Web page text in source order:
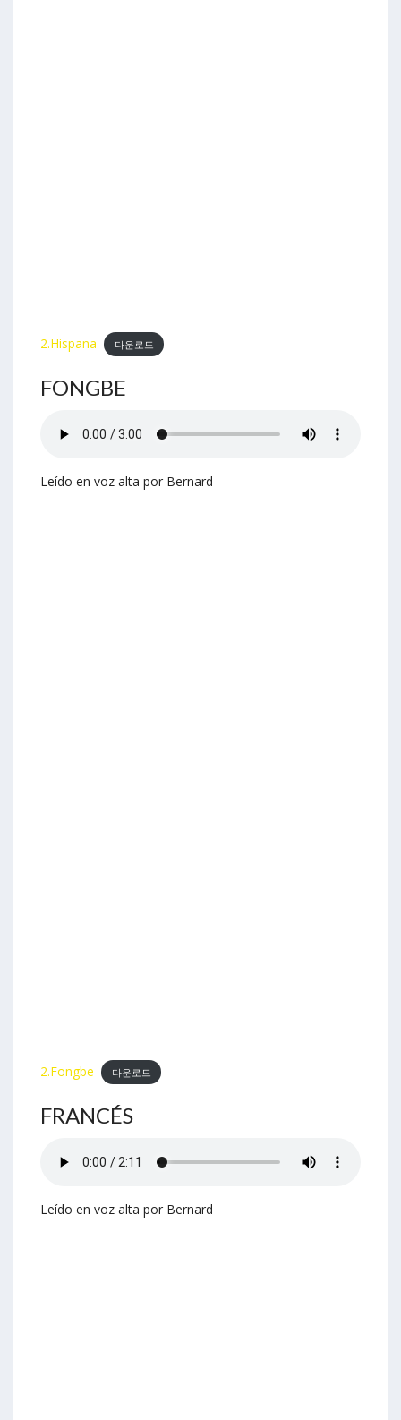
2.Hispana 다운로드
FONGBE
Leído en voz alta por Bernard
2.Fongbe 다운로드
FRANCÉS
Leído en voz alta por Bernard